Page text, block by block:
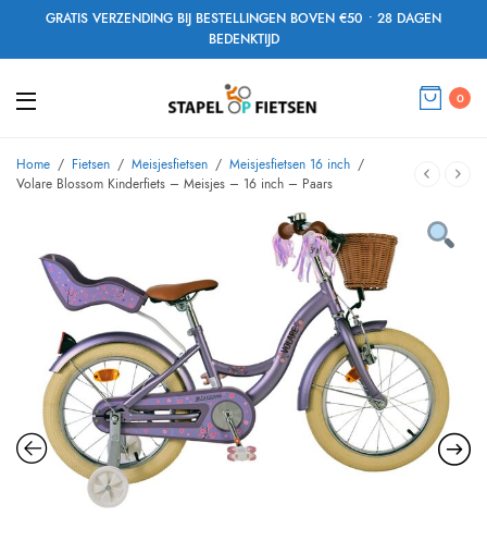
GRATIS VERZENDING BIJ BESTELLINGEN BOVEN €50 • 28 DAGEN
BEDENKTIJD
0
Home / Fietsen / Meisjesfietsen / Meisjesfietsen 16 inch /
Volare Blossom Kinderfiets – Meisjes – 16 inch – Paars